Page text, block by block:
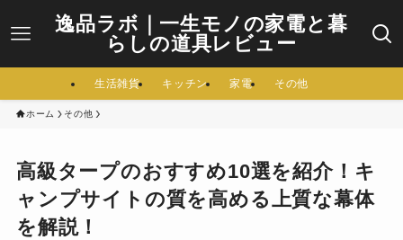
逸品ラボ｜一生モノの家電と暮
らしの道具レビュー
生活雑貨 キッチン 家電 その他
ホーム その他
高級タープのおすすめ10選を紹介！キ
ャンプサイトの質を高める上質な幕体
を解説！